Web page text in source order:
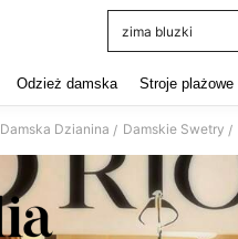
zima bluzki
Odzież damska Stroje plażowe
Damska Dzianina / Damskie Swetry /